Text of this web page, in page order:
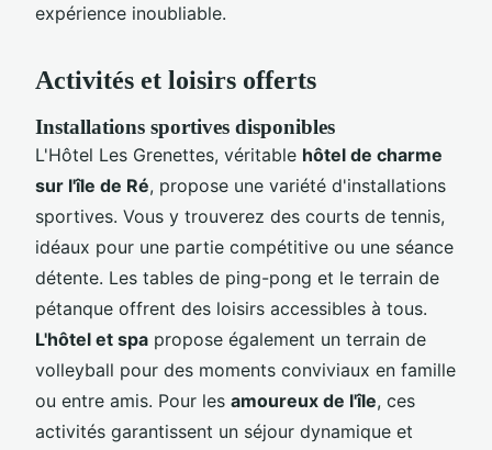
expérience inoubliable.
Activités et loisirs offerts
Installations sportives disponibles
L'Hôtel Les Grenettes, véritable hôtel de charme
sur l'île de Ré, propose une variété d'installations
sportives. Vous y trouverez des courts de tennis,
idéaux pour une partie compétitive ou une séance
détente. Les tables de ping-pong et le terrain de
pétanque offrent des loisirs accessibles à tous.
L'hôtel et spa propose également un terrain de
volleyball pour des moments conviviaux en famille
ou entre amis. Pour les amoureux de l'île, ces
activités garantissent un séjour dynamique et